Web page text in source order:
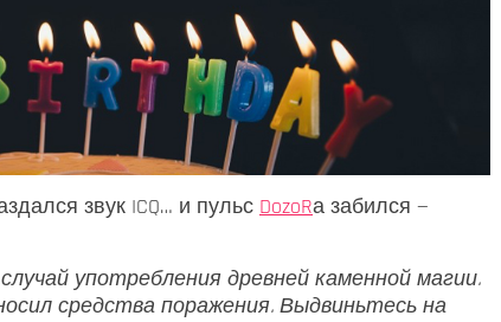
звук ICQ… и пульс DozoRа забился —
употребления древней каменной магии.
средства поражения. Выдвиньтесь на